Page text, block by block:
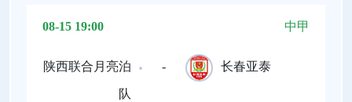
08-15 19:00 中甲
陕西联合月亮泊
队
- 长春亚泰